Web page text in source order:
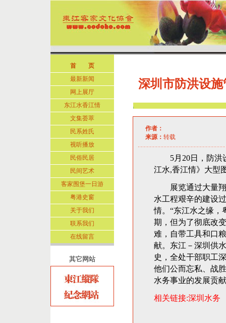
首 页
最新新闻
网上展厅
东江水香江情
文集荟萃
民系姓氏
视听播放
民俗民居
民间艺术
客家围堡一日游
粤港史窗
关于我们
联系我们
在线留言
其它网站
深圳市防洪设
作者：
来源： 转载
5月20日，防洪设
江水,香江情》大型
展览通过大量翔
水工程艰辛的建设
情。“东江水之缘，
期，但为了彻底改
难，自带工具和口
献。东江－深圳供
史，全处干部职工
他们公而忘私、战
水务事业的发展贡
相关链接:深圳水务